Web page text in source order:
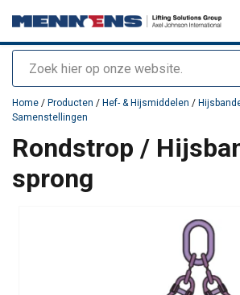
Zoeken
toegevoegd aan uw offerte
Home / Producten / Hef- & Hijsmiddelen /
Samenstellingen
Rondstrop /
sprong